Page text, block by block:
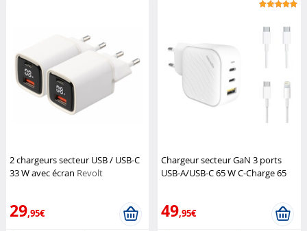
2 chargeurs secteur USB / USB-C
33 W avec écran Revolt
29,95€
Chargeur secteur GaN 3 ports
USB-A/USB-C 65 W C-Charge 65
49,95€